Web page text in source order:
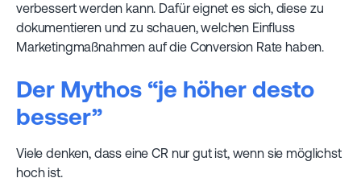
verbessert werden kann. Dafür eignet es sich, diese zu
dokumentieren und zu schauen, welchen Einfluss
Marketingmaßnahmen auf die Conversion Rate haben.
Der Mythos “je höher desto
besser”
Viele denken, dass eine CR nur gut ist, wenn sie möglichst
hoch ist.